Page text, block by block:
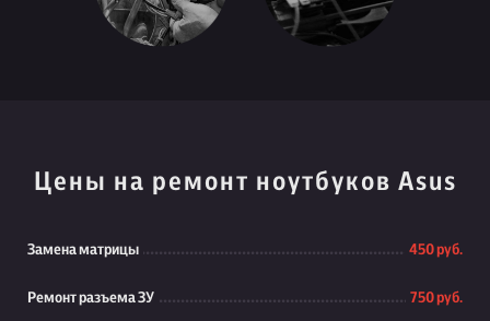
Цены на ремонт ноутбуков Asus
Замена матрицы 450 руб.
Ремонт разъема ЗУ 750 руб.